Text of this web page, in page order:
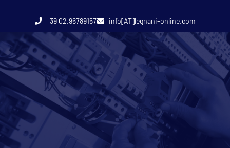
+39 02.96789157 info[AT]legnani-online.com